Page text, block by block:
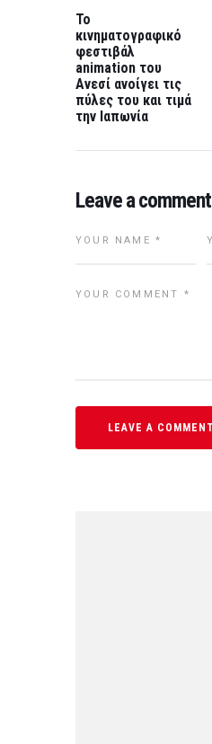
POST:
Το
κινηματογραφικό
φεστιβάλ
animation του
Ανεσί ανοίγει τις
πύλες του και τιμά
την Ιαπωνία
Leave a comment